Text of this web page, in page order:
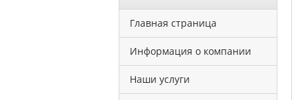
Главная страница
Информация о компании
Наши услуги